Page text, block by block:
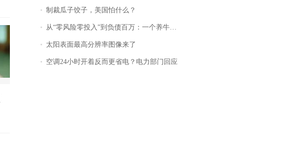
制裁瓜子饺子，美国怕什么？
从“零风险零投入”到负债百万：一个养牛项目崩盘后，谁该为农户的贷款买单丨红星调查
太阳表面最高分辨率图像来了
空调24小时开着反而更省电？电力部门回应